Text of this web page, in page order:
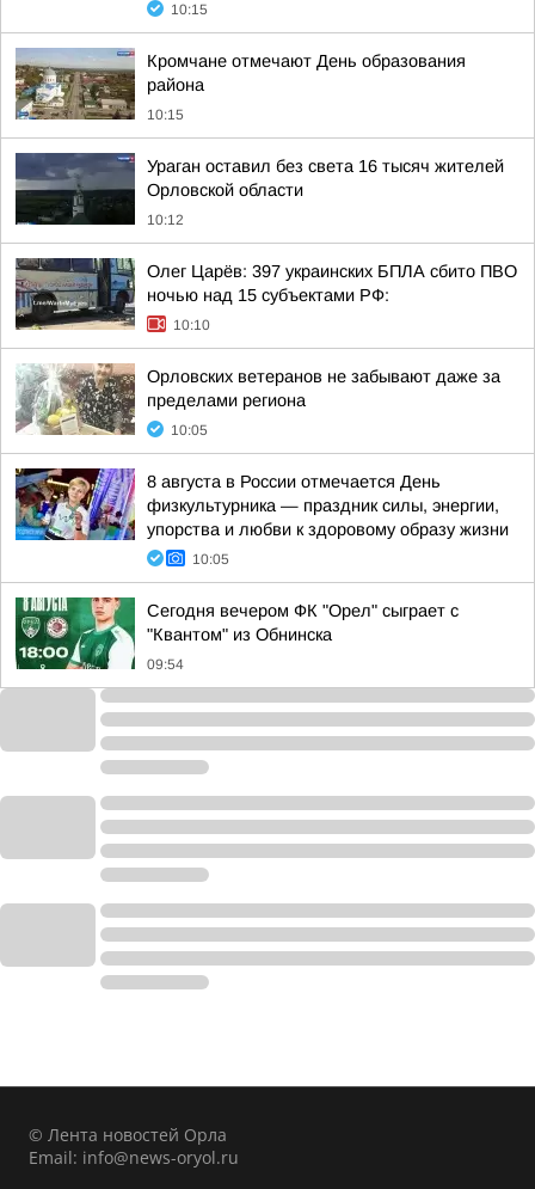
10:15
Кромчане отмечают День образования
района
10:15
Ураган оставил без света 16 тысяч жителей
Орловской области
10:12
Олег Царёв: 397 украинских БПЛА сбито ПВО
ночью над 15 субъектами РФ:
10:10
Орловских ветеранов не забывают даже за
пределами региона
10:05
8 августа в России отмечается День
физкультурника — праздник силы, энергии,
упорства и любви к здоровому образу жизни
10:05
Сегодня вечером ФК "Орел" сыграет с
"Квантом" из Обнинска
09:54
© Лента новостей Орла
Email: info@news-oryol.ru